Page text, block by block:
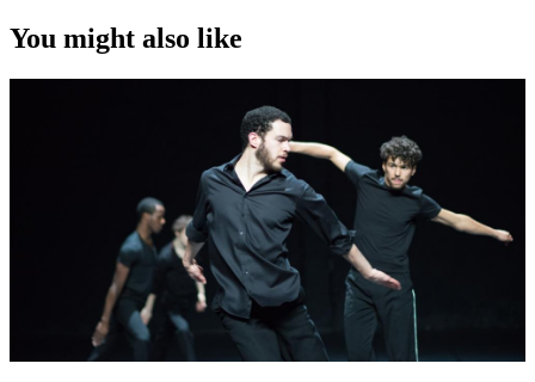
You might also like